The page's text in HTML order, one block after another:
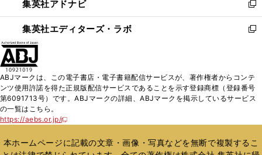
く
で
開
く
ド
ウ
で
ィ
ン
ド
く
集英社アドナビ
新
し
い
ド
ウ
で
集英社エディターズ・ラボ
新
ィ
ン
ド
開
ABJマークは、この電子書店・電子書籍配信サービスが、著作権者からコンテ
ンツ使用許諾を得た正規版配信サービスであることを示す登録商標（登録番号
第6091713号）です。ABJマークの詳細、ABJマークを掲示しているサービス
の一覧はこちら。
https://aebs.or.jp/
新
い
ウ
本ホームページに記載の文章・画像・写真などを無断で複製するこ